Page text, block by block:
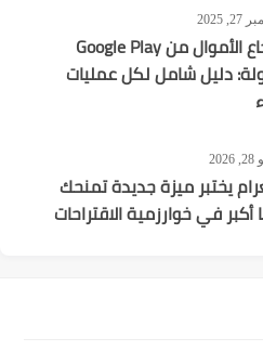
استرجاع الأموال من Google Play
دليل شامل لكل عمليات
يختبر ميزة جديدة تمنحك
في خوارزمية الاقتراحات